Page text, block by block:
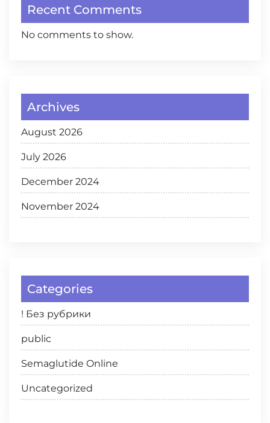
Recent Comments
No comments to show.
Archives
August 2026
July 2026
December 2024
November 2024
Categories
! Без рубрики
public
Semaglutide Online
Uncategorized